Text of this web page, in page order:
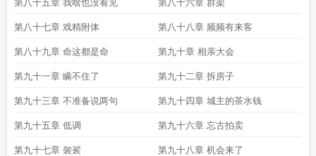
第八十五章 我啥也没看见 第八十六章 群架
第八十七章 戏精附体 第八十八章 频频有来客
第八十九章 命这都是命 第九十章 相亲大会
第九十一章 瞒不住了 第九十二章 拆房子
第九十三章 不准备说两句 第九十四章 城主的茶水钱
第九十五章 低调 第九十六章 忘古拍卖
第九十七章 袈裟 第九十八章 机会来了